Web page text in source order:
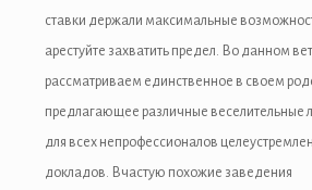
ставки держали максимальные
арестуйте захватить предел. Во данном
рассматриваем единственное в своем
предлагающее различные веселительные
для всех непрофессионалов
докладов. Вчастую похожие заведения